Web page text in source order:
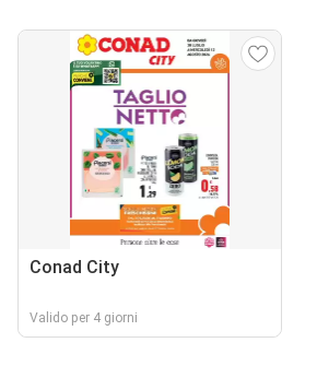
Conad City
Valido per 4 giorni